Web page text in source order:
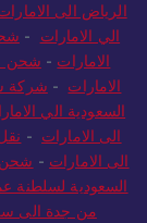
الرياض الى
الي الامارات -
الامارات - شحن
الامارات - شركة
السعودية الي
الى الامارات -
الى الامارات - شحن
السعودية لسلطنة
من جدة الى